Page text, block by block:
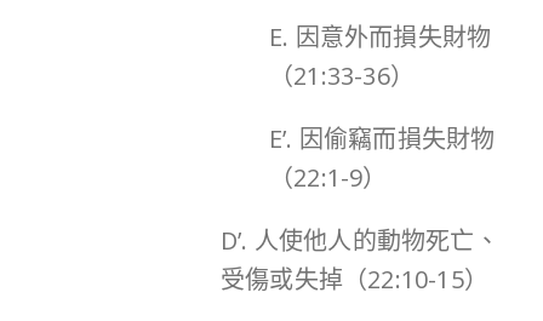
E. 因意外而損失財物
（21:33-36）
E’. 因偷竊而損失財物
（22:1-9）
D’. 人使他人的動物死亡、
受傷或失掉（22:10-15）